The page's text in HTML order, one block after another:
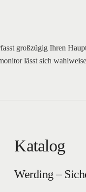
großzügig Ihren
lässt sich
Katalog
Werding –